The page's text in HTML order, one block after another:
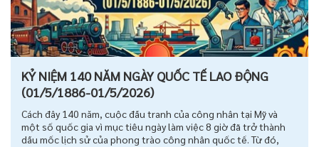
KỶ NIỆM 140 NĂM NGÀY QUỐC TẾ LAO ĐỘNG
(01/5/1886-01/5/2026)
Cách đây 140 năm, cuộc đấu tranh của công nhân tại Mỹ và
một số quốc gia vì mục tiêu ngày làm việc 8 giờ đã trở thành
dấu mốc lịch sử của phong trào công nhân quốc tế. Từ đó,